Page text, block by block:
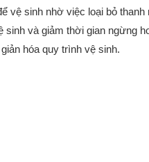
vệ sinh nhờ việc loại bỏ thanh
và giảm thời gian ngừng
hóa quy trình vệ sinh.